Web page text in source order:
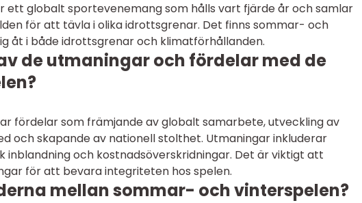
ett globalt sportevenemang som hålls vart fjärde år och samlar
för att tävla i olika idrottsgrenar. Det finns sommar- och
åt i både idrottsgrenar och klimatförhållanden.
de utmaningar och fördelar med de
fördelar som främjande av globalt samarbete, utveckling av
och skapande av nationell stolthet. Utmaningar inkluderar
inblandning och kostnadsöverskridningar. Det är viktigt att
för att bevara integriteten hos spelen.
mellan sommar- och vinterspelen?